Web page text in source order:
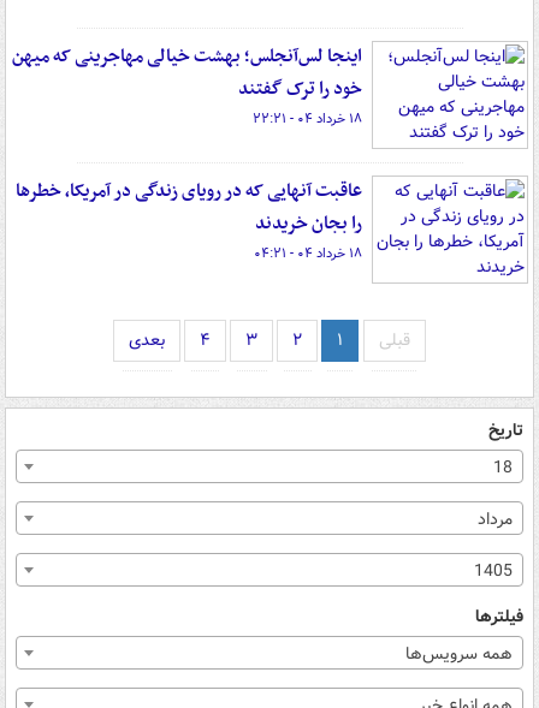
اینجا لس‌آنجلس؛ بهشت خیالی مهاجرینی که میهن
خود را ترک گفتند
۱۸ خرداد ۰۴ - ۲۲:۲۱
عاقبت آنهایی که در رویای زندگی در آمریکا، خطرها
را بجان خریدند
۱۸ خرداد ۰۴ - ۰۴:۲۱
قبلی ۱ ۲ ۳ ۴ بعدی
تاریخ
18
مرداد
1405
فیلترها
همه سرویس‌ها